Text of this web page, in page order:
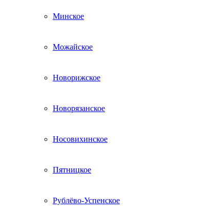
Минское
Можайское
Новорижское
Новорязанское
Носовихинское
Пятницкое
Рублёво-Успенское